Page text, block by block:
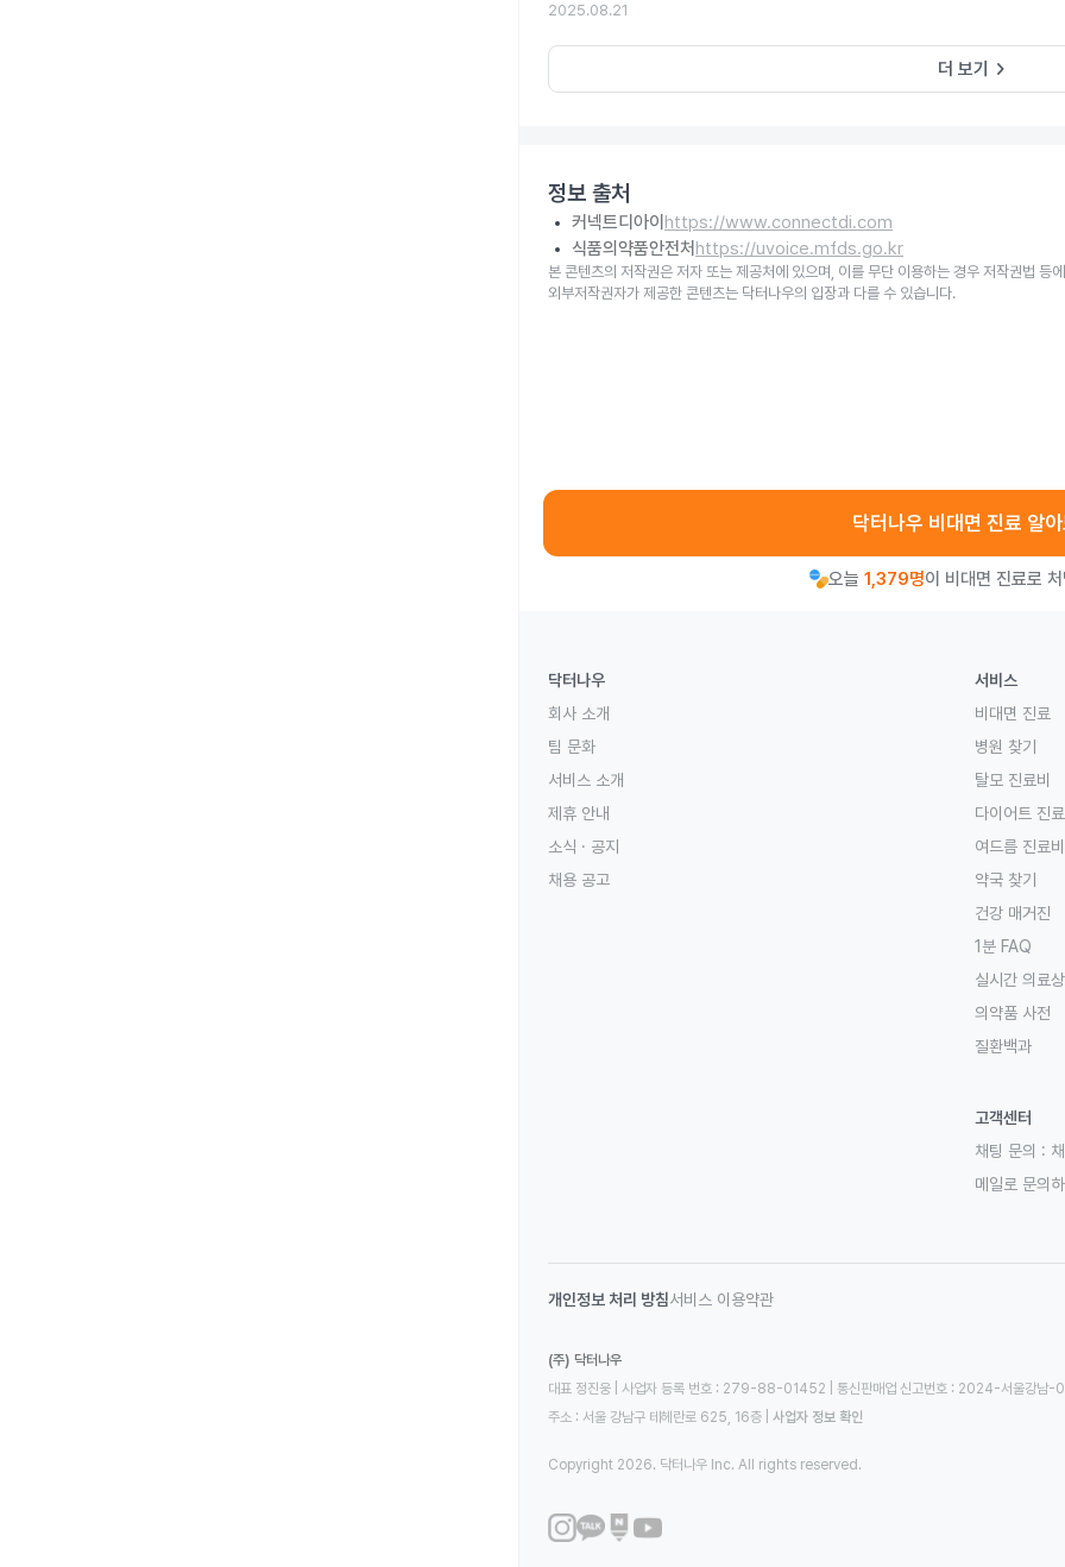
2025.08.21
더 보기 keyboard_arrow_right
정보 출처
커넥트디아이 https://www.connectdi.com
식품의약품안전처 https://uvoice.mfds.go.kr
본 콘텐츠의 저작권은 저자 또는 제공처에 있으며, 이를 무단 이용하는 경우 저작권법 등
외부저작권자가 제공한 콘텐츠는 닥터나우의 입장과 다를 수 있습니다.
닥터나우 비대면 진료 알아
오늘 1,379명이 비대면 진료로
닥터나우
회사 소개
팀 문화
서비스 소개
제휴 안내
소식 · 공지
채용 공고
서비스
비대면 진료
병원 찾기
탈모 진료비
다이어트 진료
여드름 진료비
약국 찾기
건강 매거진
1분 FAQ
실시간 의료
의약품 사전
질환백과
고객센터
채팅 문의 :
메일로 문의하
개인정보 처리 방침서비스 이용약관
(주) 닥터나우
대표 정진웅 | 사업자 등록 번호 : 279-88-01452 | 통신판매업 신고번호 : 2024-서울강남
주소 : 서울 강남구 테헤란로 625, 16층
사업자 정보 확인
Copyright 2026. 닥터나우 Inc. All rights reserved.